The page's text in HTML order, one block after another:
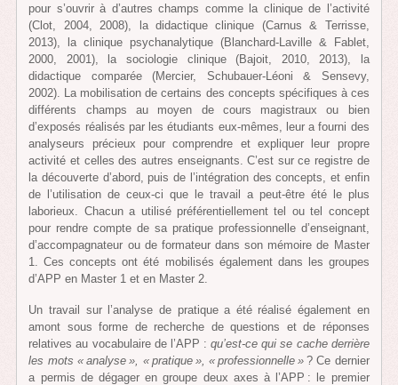
pour s’ouvrir à d’autres champs comme la clinique de l’activité
(Clot, 2004, 2008), la didactique clinique (Carnus & Terrisse,
2013), la clinique psychanalytique (Blanchard-Laville & Fablet,
2000, 2001), la sociologie clinique (Bajoit, 2010, 2013), la
didactique comparée (Mercier, Schubauer-Léoni & Sensevy,
2002). La mobilisation de certains des concepts spécifiques à ces
différents champs au moyen de cours magistraux ou bien
d’exposés réalisés par les étudiants eux-mêmes, leur a fourni des
analyseurs précieux pour comprendre et expliquer leur propre
activité et celles des autres enseignants. C’est sur ce registre de
la découverte d’abord, puis de l’intégration des concepts, et enfin
de l’utilisation de ceux-ci que le travail a peut-être été le plus
laborieux. Chacun a utilisé préférentiellement tel ou tel concept
pour rendre compte de sa pratique professionnelle d’enseignant,
d’accompagnateur ou de formateur dans son mémoire de Master
1. Ces concepts ont été mobilisés également dans les groupes
d’APP en Master 1 et en Master 2.
Un travail sur l’analyse de pratique a été réalisé également en
amont sous forme de recherche de questions et de réponses
relatives au vocabulaire de l’APP :qu’est-ce qui se cache derrière
les mots « analyse », « pratique », « professionnelle » ? Ce dernier
a permis de dégager en groupe deux axes à l’APP : le premier